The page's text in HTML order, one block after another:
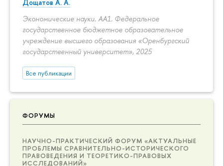
Дощатов А. А.
Экономические науки. АА1. Федеральное
государственное бюджетное образовательное
учреждение высшего образования «Оренбургский
государственный университет», 2025
Все публикации
ФОРУМЫ
НАУЧНО-ПРАКТИЧЕСКИЙ ФОРУМ «АКТУАЛЬНЫЕ
ПРОБЛЕМЫ СРАВНИТЕЛЬНО-ИСТОРИЧЕСКОГО
ПРАВОВЕДЕНИЯ И ТЕОРЕТИКО-ПРАВОВЫХ
ИССЛЕДОВАНИЙ»